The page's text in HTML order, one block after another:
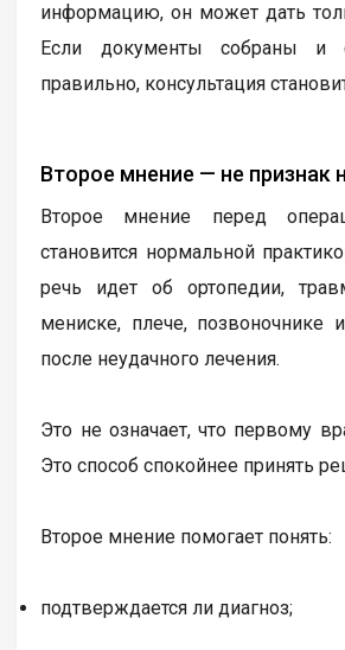
информацию, он может дать
Если документы собраны и
правильно, консультация
Второе мнение — не признак
Второе мнение перед
становится нормальной
речь идет об ортопедии,
мениске, плече, позвоночнике
после неудачного лечения.
Это не означает, что первому
Это способ спокойнее принять
Второе мнение помогает понять:
подтверждается ли диагноз;